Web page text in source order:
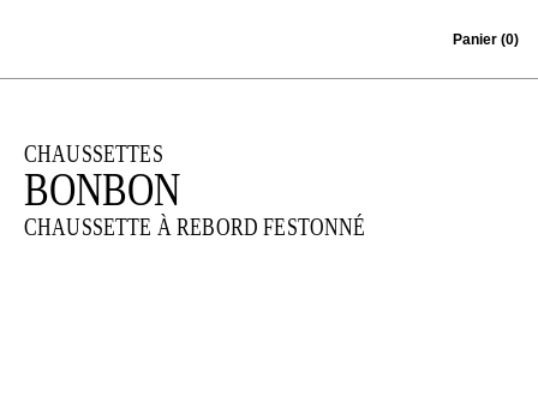
Panier (0)
CHAUSSETTES
BONBON
CHAUSSETTE À REBORD FESTONNÉ